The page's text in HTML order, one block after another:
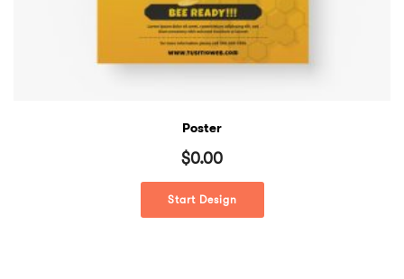
Poster
$0.00
Start Design